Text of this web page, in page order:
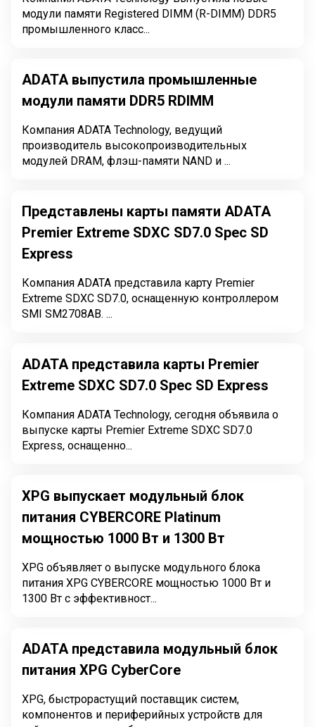
модули памяти Registered DIMM (R-DIMM) DDR5
промышленного класс...
ADATA выпустила промышленные
модули памяти DDR5 RDIMM
Компания ADATA Technology, ведущий
производитель высокопроизводительных
модулей DRAM, флэш-памяти NAND и ...
Представлены карты памяти ADATA
Premier Extreme SDXC SD7.0 Spec SD
Express
Компания ADATA представила карту Premier
Extreme SDXC SD7.0, оснащенную контроллером
SMI SM2708AB. ...
ADATA представила карты Premier
Extreme SDXC SD7.0 Spec SD Express
Компания ADATA Technology, сегодня объявила о
выпуске карты Premier Extreme SDXC SD7.0
Express, оснащенно...
XPG выпускает модульный блок
питания CYBERCORE Platinum
мощностью 1000 Вт и 1300 Вт
XPG объявляет о выпуске модульного блока
питания XPG CYBERCORE мощностью 1000 Вт и
1300 Вт с эффективност...
ADATA представила модульный блок
питания XPG CyberCore
XPG, быстрорастущий поставщик систем,
компонентов и периферийных устройств для